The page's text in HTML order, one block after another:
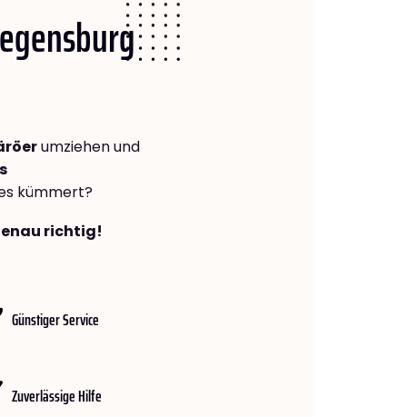
umziehen und
kümmert?
richtig!
Günstiger Service
Zuverlässige Hilfe